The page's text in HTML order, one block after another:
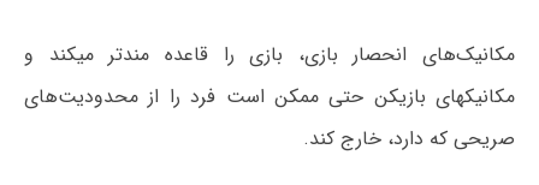
مکانیک‌های انحصار بازی، بازی را قاعده مندتر میکند و
مکانیکهای بازیکن حتی ممکن است فرد را از محدودیت‌های
صریحی که دارد، خارج کند.